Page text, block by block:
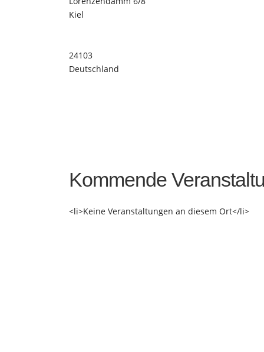
Kiel
24103
Deutschland
Kommende
<li>Keine Veranstaltungen an diesem Ort</li>